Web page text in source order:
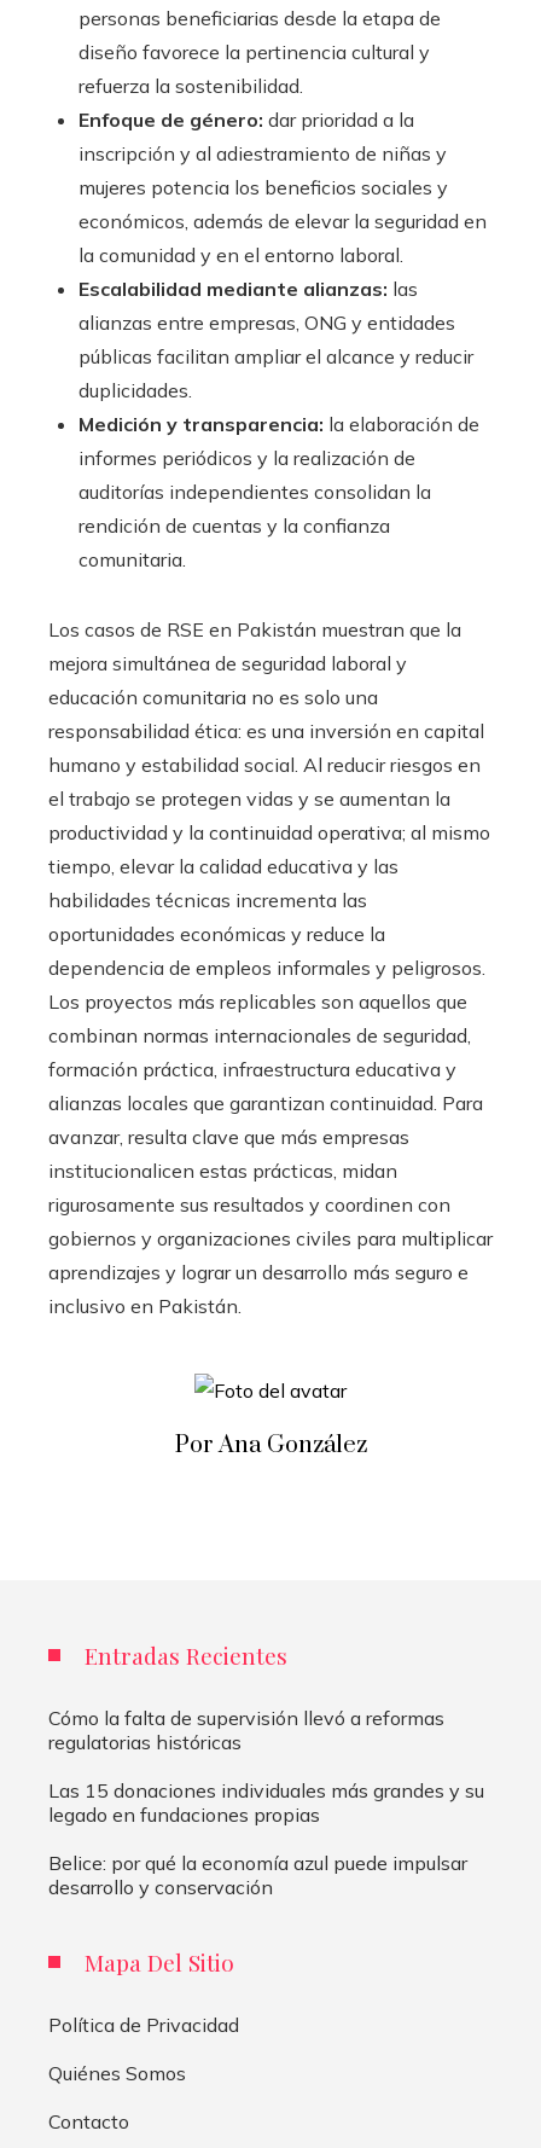
personas beneficiarias desde la etapa de
diseño favorece la pertinencia cultural y
refuerza la sostenibilidad.
Enfoque de género: dar prioridad a la
inscripción y al adiestramiento de niñas y
mujeres potencia los beneficios sociales y
económicos, además de elevar la seguridad en
la comunidad y en el entorno laboral.
Escalabilidad mediante alianzas: las
alianzas entre empresas, ONG y entidades
públicas facilitan ampliar el alcance y reducir
duplicidades.
Medición y transparencia: la elaboración de
informes periódicos y la realización de
auditorías independientes consolidan la
rendición de cuentas y la confianza
comunitaria.
Los casos de RSE en Pakistán muestran que la
mejora simultánea de seguridad laboral y
educación comunitaria no es solo una
responsabilidad ética: es una inversión en capital
humano y estabilidad social. Al reducir riesgos en
el trabajo se protegen vidas y se aumentan la
productividad y la continuidad operativa; al mismo
tiempo, elevar la calidad educativa y las
habilidades técnicas incrementa las
oportunidades económicas y reduce la
dependencia de empleos informales y peligrosos.
Los proyectos más replicables son aquellos que
combinan normas internacionales de seguridad,
formación práctica, infraestructura educativa y
alianzas locales que garantizan continuidad. Para
avanzar, resulta clave que más empresas
institucionalicen estas prácticas, midan
rigurosamente sus resultados y coordinen con
gobiernos y organizaciones civiles para multiplicar
aprendizajes y lograr un desarrollo más seguro e
inclusivo en Pakistán.
Por Ana González
Entradas Recientes
Cómo la falta de supervisión llevó a reformas
regulatorias históricas
Las 15 donaciones individuales más grandes y su
legado en fundaciones propias
Belice: por qué la economía azul puede impulsar
desarrollo y conservación
Mapa Del Sitio
Política de Privacidad
Quiénes Somos
Contacto